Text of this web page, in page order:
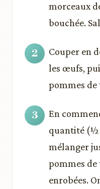
morceaux
bouchée.
Couper en
les œufs,
pommes de
En
quantité (½
mélanger
pommes de
enrobées.